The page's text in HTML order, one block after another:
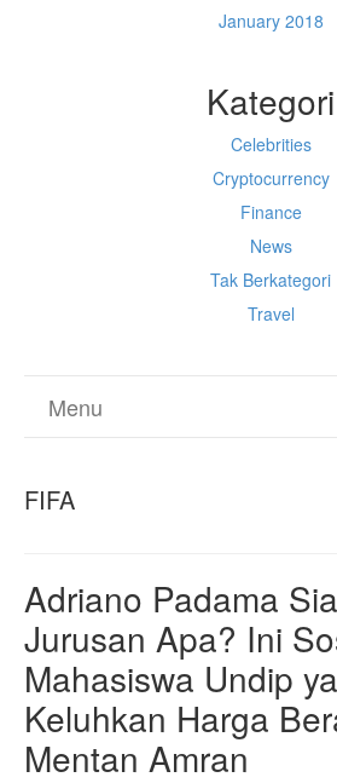
January 2018
Kategori
Celebrities
Cryptocurrency
Finance
News
Tak Berkategori
Travel
Menu
FIFA
Adriano Padama
Jurusan Apa? Ini
Mahasiswa Undip
Keluhkan Harga
Mentan Amran